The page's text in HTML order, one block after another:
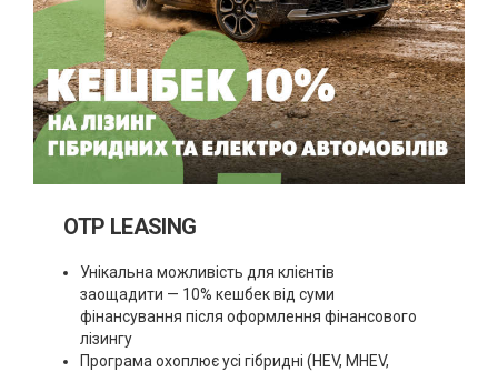
OTP LEASING
Унікальна можливість для клієнтів
заощадити — 10% кешбек від суми
фінансування після оформлення фінансового
лізингу
Програма охоплює усі гібридні (HEV, MHEV,